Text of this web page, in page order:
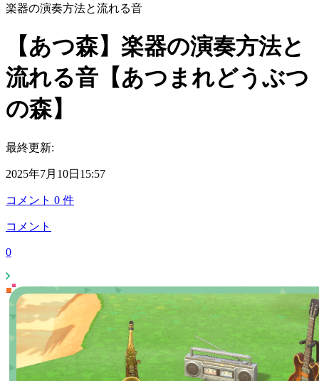
楽器の演奏方法と流れる音
【あつ森】楽器の演奏方法と
流れる音【あつまれどうぶつ
の森】
最終更新:
2025年7月10日15:57
コメント 0 件
コメント
0